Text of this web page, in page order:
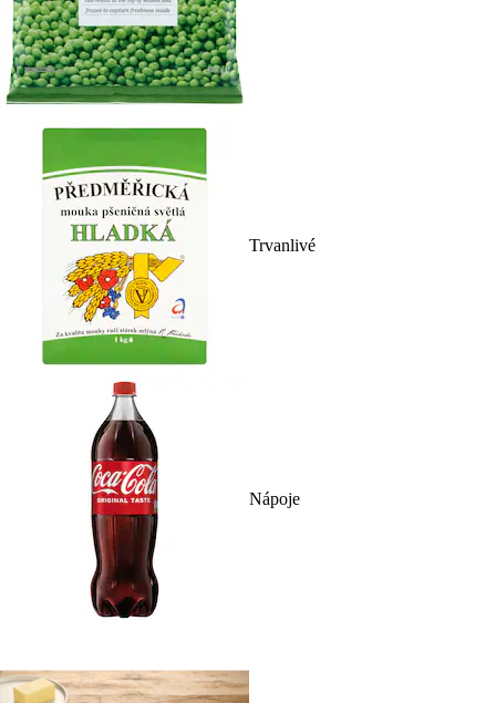
Trvanlivé
Nápoje